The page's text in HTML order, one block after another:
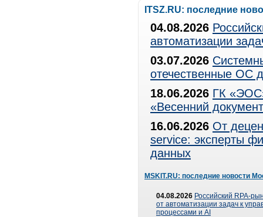
ITSZ.RU: последние
04.08.2026
автоматизации
03.07.2026
отечественные ОС
18.06.2026 ГК
«Весенний
16.06.2026 От
service: эксперты
данных
MSKIT.RU: последние новости
04.08.2026 Российский RPA-
от автоматизации задач к
процессами и AI